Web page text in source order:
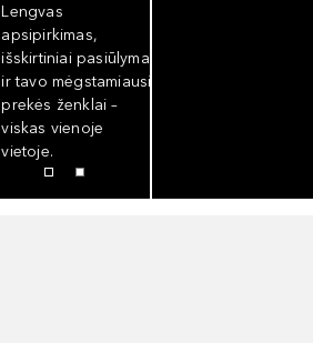
Lengvas
apsipirkimas,
išskirtiniai pasiūlymai
ir tavo mėgstamiausi
prekės ženklai –
viskas vienoje
vietoje.